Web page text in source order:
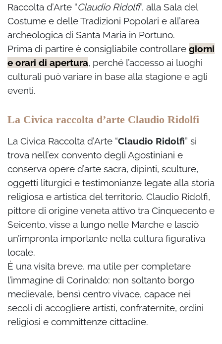
Raccolta d’Arte “Claudio Ridolfi”, alla Sala del
Costume e delle Tradizioni Popolari e all’area
archeologica di Santa Maria in Portuno.
Prima di partire è consigliabile controllare giorni
e orari di apertura, perché l’accesso ai luoghi
culturali può variare in base alla stagione e agli
eventi.
La Civica raccolta d’arte Claudio Ridolfi
La Civica Raccolta d’Arte “Claudio Ridolfi” si
trova nell’ex convento degli Agostiniani e
conserva opere d’arte sacra, dipinti, sculture,
oggetti liturgici e testimonianze legate alla storia
religiosa e artistica del territorio. Claudio Ridolfi,
pittore di origine veneta attivo tra Cinquecento e
Seicento, visse a lungo nelle Marche e lasciò
un’impronta importante nella cultura figurativa
locale.
È una visita breve, ma utile per completare
l’immagine di Corinaldo: non soltanto borgo
medievale, bensì centro vivace, capace nei
secoli di accogliere artisti, confraternite, ordini
religiosi e committenze cittadine.